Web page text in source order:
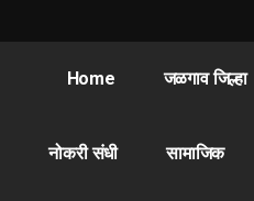
Home जळगाव जिल्हा
नोकरी संधी सामाजिक